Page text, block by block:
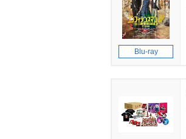
Blu-ray